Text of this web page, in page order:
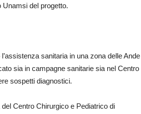
del progetto.
sanitaria in una zona delle Ande
sia in campagne sanitarie sia nel Centro
sospetti diagnostici.
Centro Chirurgico e Pediatrico di